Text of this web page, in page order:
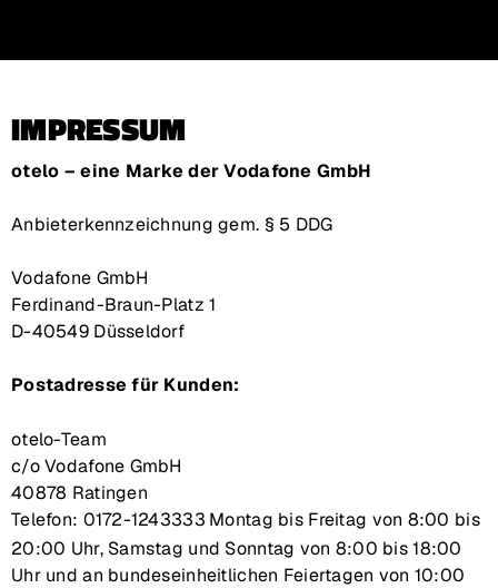
IMPRESSUM
otelo – eine Marke der Vodafone GmbH
Anbieterkennzeichnung gem. § 5 DDG
Vodafone GmbH
Ferdinand-Braun-Platz 1
D-40549 Düsseldorf
Postadresse für Kunden:
otelo-Team
c/o Vodafone GmbH
40878 Ratingen
Telefon: 0172-1243333 Montag bis Freitag von 8:00 bis
20:00 Uhr, Samstag und Sonntag von 8:00 bis 18:00
Uhr und an bundeseinheitlichen Feiertagen von 10:00